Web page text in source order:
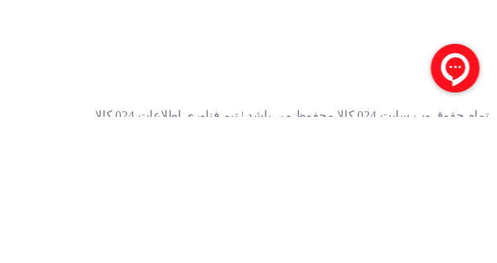
تمام حقوق وب سایت 024 کالا محفوظ می باشد | تیم فناوری اطلاعات 024 کالا